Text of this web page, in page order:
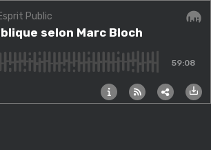
selon Marc Bloch
Public
selon Marc Bloch
59:08